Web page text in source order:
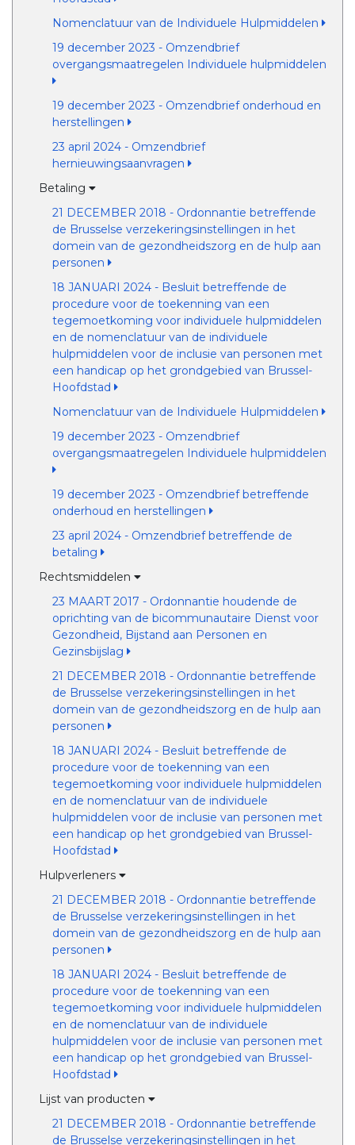
Nomenclatuur van de Individuele Hulpmiddelen
19 december 2023 - Omzendbrief
overgangsmaatregelen Individuele hulpmiddelen
19 december 2023 - Omzendbrief onderhoud en
herstellingen
23 april 2024 - Omzendbrief
hernieuwingsaanvragen
Betaling
21 DECEMBER 2018 - Ordonnantie betreffende
de Brusselse verzekeringsinstellingen in het
domein van de gezondheidszorg en de hulp aan
personen
18 JANUARI 2024 - Besluit betreffende de
procedure voor de toekenning van een
tegemoetkoming voor individuele hulpmiddelen
en de nomenclatuur van de individuele
hulpmiddelen voor de inclusie van personen met
een handicap op het grondgebied van Brussel-
Hoofdstad
Nomenclatuur van de Individuele Hulpmiddelen
19 december 2023 - Omzendbrief
overgangsmaatregelen Individuele hulpmiddelen
19 december 2023 - Omzendbrief betreffende
onderhoud en herstellingen
23 april 2024 - Omzendbrief betreffende de
betaling
Rechtsmiddelen
23 MAART 2017 - Ordonnantie houdende de
oprichting van de bicommunautaire Dienst voor
Gezondheid, Bijstand aan Personen en
Gezinsbijslag
21 DECEMBER 2018 - Ordonnantie betreffende
de Brusselse verzekeringsinstellingen in het
domein van de gezondheidszorg en de hulp aan
personen
18 JANUARI 2024 - Besluit betreffende de
procedure voor de toekenning van een
tegemoetkoming voor individuele hulpmiddelen
en de nomenclatuur van de individuele
hulpmiddelen voor de inclusie van personen met
een handicap op het grondgebied van Brussel-
Hoofdstad
Hulpverleners
21 DECEMBER 2018 - Ordonnantie betreffende
de Brusselse verzekeringsinstellingen in het
domein van de gezondheidszorg en de hulp aan
personen
18 JANUARI 2024 - Besluit betreffende de
procedure voor de toekenning van een
tegemoetkoming voor individuele hulpmiddelen
en de nomenclatuur van de individuele
hulpmiddelen voor de inclusie van personen met
een handicap op het grondgebied van Brussel-
Hoofdstad
Lijst van producten
21 DECEMBER 2018 - Ordonnantie betreffende
de Brusselse verzekeringsinstellingen in het